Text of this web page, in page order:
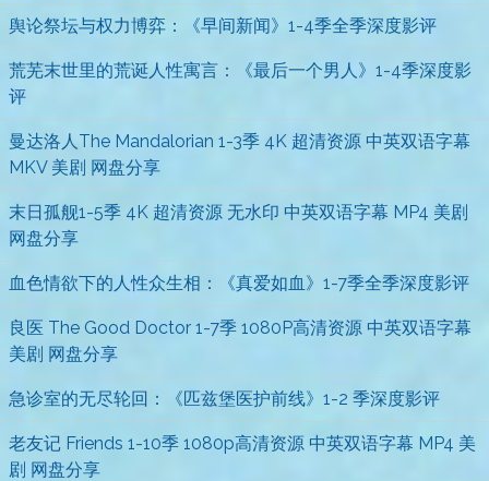
舆论祭坛与权力博弈：《早间新闻》1-4季全季深度影评
荒芜末世里的荒诞人性寓言：《最后一个男人》1-4季深度影
评
曼达洛人The Mandalorian 1-3季 4K 超清资源 中英双语字幕
MKV 美剧 网盘分享
末日孤舰1-5季 4K 超清资源 无水印 中英双语字幕 MP4 美剧
网盘分享
血色情欲下的人性众生相：《真爱如血》1-7季全季深度影评
良医 The Good Doctor 1-7季 1080P高清资源 中英双语字幕
美剧 网盘分享
急诊室的无尽轮回：《匹兹堡医护前线》1-2 季深度影评
老友记 Friends 1-10季 1080p高清资源 中英双语字幕 MP4 美
剧 网盘分享